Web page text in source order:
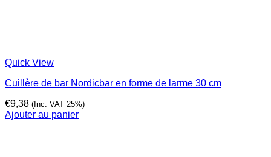
Quick View
Cuillère de bar Nordicbar en forme de larme 30 cm
€9,38 (Inc. VAT 25%)
Ajouter au panier